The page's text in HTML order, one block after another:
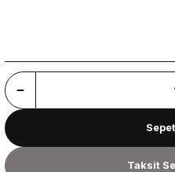
Taksit